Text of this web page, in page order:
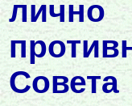
лично